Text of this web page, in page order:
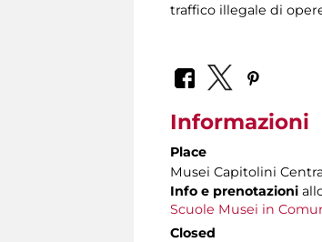
traffico illegale di
Informazioni
Place
Musei Capitolini
Info e prenotazioni
Scuole Musei in
Closed